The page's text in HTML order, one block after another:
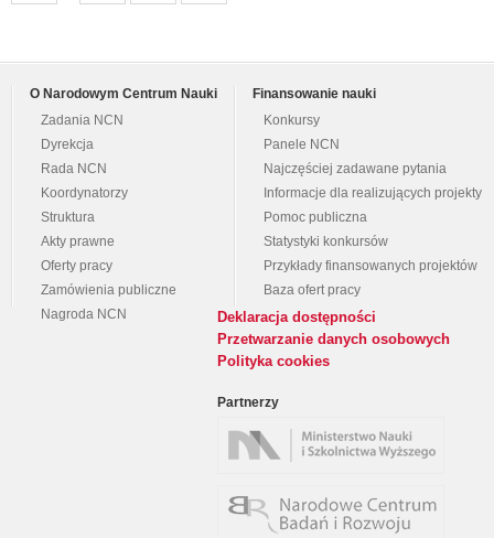
O Narodowym Centrum Nauki
Zadania NCN
Dyrekcja
Rada NCN
Koordynatorzy
Struktura
Akty prawne
Oferty pracy
Zamówienia publiczne
Nagroda NCN
Finansowanie nauki
Konkursy
Panele NCN
Najczęściej zadawane pytania
Informacje dla realizujących projekty
Pomoc publiczna
Statystyki konkursów
Przykłady finansowanych projektów
Baza ofert pracy
Deklaracja dostępności
Przetwarzanie danych osobowych
Polityka cookies
Partnerzy